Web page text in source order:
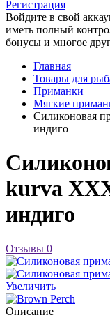
Регистрация
Войдите в свой
иметь полный
бонусы и многое
Главная
Товары для
Приманки
Мягкие
Силиконовая
индиго
kurva
индиго
Отзывы 0
Увеличить
Описание